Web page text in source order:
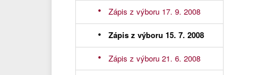
Zápis z výboru 17. 9. 2008
Zápis z výboru 15. 7. 2008
Zápis z výboru 21. 6. 2008